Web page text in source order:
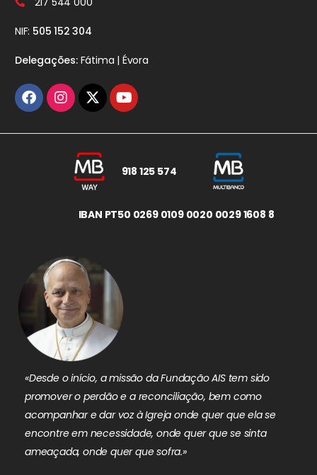
NIF: 505 152 304
Delegações:Fátima | Évora
918 125 574
IBAN PT50 0269 0109 0020 0029 1608 8
«Desde o início, a missão da Fundação AIS tem sido
promover o perdão e a reconciliação, bem como
acompanhar e dar voz à Igreja onde quer que ela se
encontre em necessidade, onde quer que se sinta
ameaçada, onde quer que sofra.»